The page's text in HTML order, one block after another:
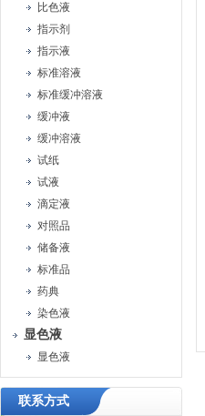
比色液
指示剂
指示液
标准溶液
标准缓冲溶液
缓冲液
缓冲溶液
试纸
试液
滴定液
对照品
储备液
标准品
药典
染色液
显色液
显色液
联系方式